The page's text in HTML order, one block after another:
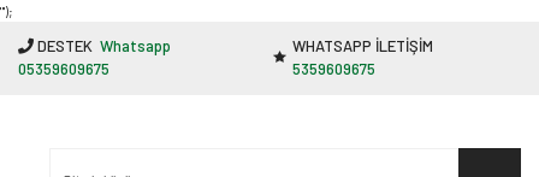
"');
DESTEK Whatsapp
05359609675
WHATSAPP İLETİŞİM
5359609675